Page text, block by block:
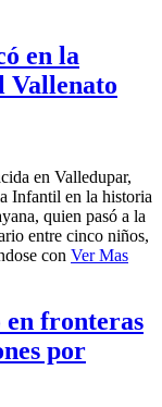
en la
Vallenato
en Valledupar,
Infantil en la historia
quien pasó a la
entre cinco niños,
con Ver Mas
en fronteras
por